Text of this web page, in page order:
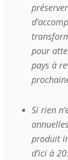
pour
pays à
Si rien
produit
d’ici à